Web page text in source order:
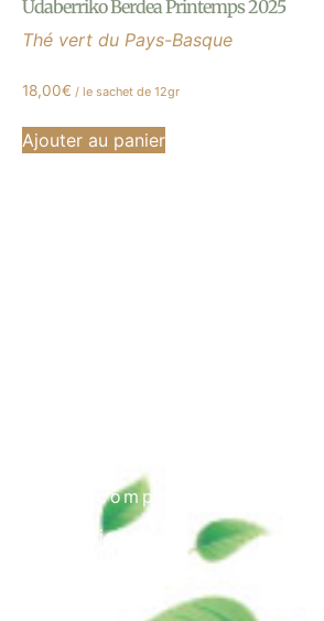
Udaberriko Berdea Printemps 2025
Thé vert du Pays-Basque
18,00€ / le sachet de 12gr
Ajouter au panier
Mon compte
Livraison